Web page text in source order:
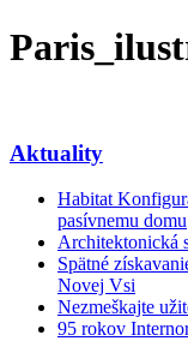
Aktuality
Habitat
pasívnemu domu
Architektonická
Spätné
Novej Vsi
Nezmeškajte
95 rokov